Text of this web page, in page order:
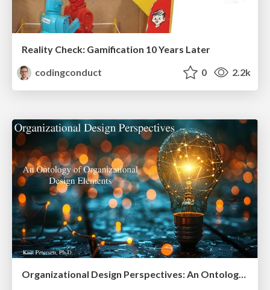
Reality Check: Gamification 10 Years Later
codingconduct
0 2.2k
Organizational Design Perspectives: An Ontology of Organizational Design Elements